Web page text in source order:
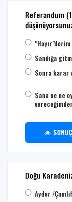
Referandum
"Hayır"derim
Sandığa
Sonra karar
Sana ne ne
Doğu
Ayder /